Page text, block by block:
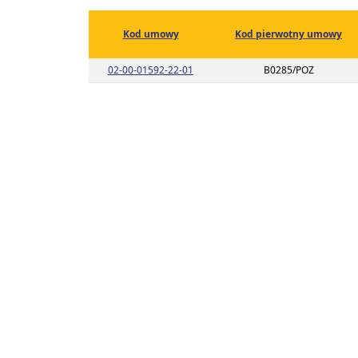
Kod umowy Kod pierwotny umowy
02-00-01592-22-01 Link do listy planu umowy o kodzie
B0285/POZ